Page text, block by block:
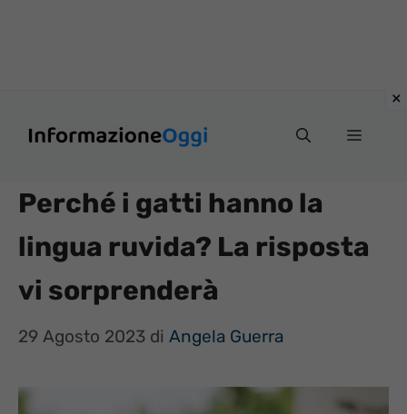
Menu
Perché i gatti hanno la
lingua ruvida? La risposta
vi sorprenderà
29 Agosto 2023 di Angela Guerra